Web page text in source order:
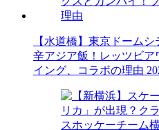
【水道橋】東京ドーム
辛アジア飯！レッツビ
イング、コラボの理由